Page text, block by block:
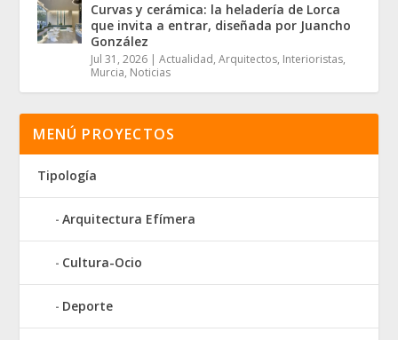
Curvas y cerámica: la heladería de Lorca
que invita a entrar, diseñada por Juancho
González
Jul 31, 2026 |Actualidad,Arquitectos, Interioristas,
Murcia, Noticias
MENÚ PROYECTOS
Tipología
Arquitectura Efímera
Cultura-Ocio
Deporte